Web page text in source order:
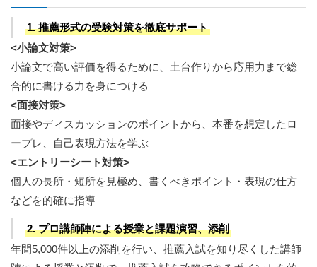
1. 推薦形式の受験対策を徹底サポート
<小論文対策>
小論文で高い評価を得るために、土台作りから応用力まで総
合的に書ける力を身につける
<面接対策>
面接やディスカッションのポイントから、本番を想定したロ
ープレ、自己表現方法を学ぶ
<エントリーシート対策>
個人の長所・短所を見極め、書くべきポイント・表現の仕方
などを的確に指導
2. プロ講師陣による授業と課題演習、添削
年間5,000件以上の添削を行い、推薦入試を知り尽くした講師